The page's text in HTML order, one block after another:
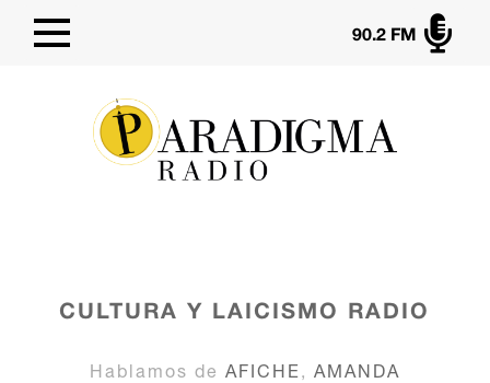

90.2 FM
CULTURA Y LAICISMO RADIO
Hablamos de AFICHE , AMANDA